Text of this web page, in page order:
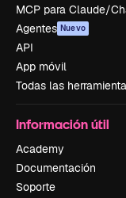
MCP para Claude/
Agentes Nuevo
API
App móvil
Todas las
Información útil
Academy
Documentación
Soporte